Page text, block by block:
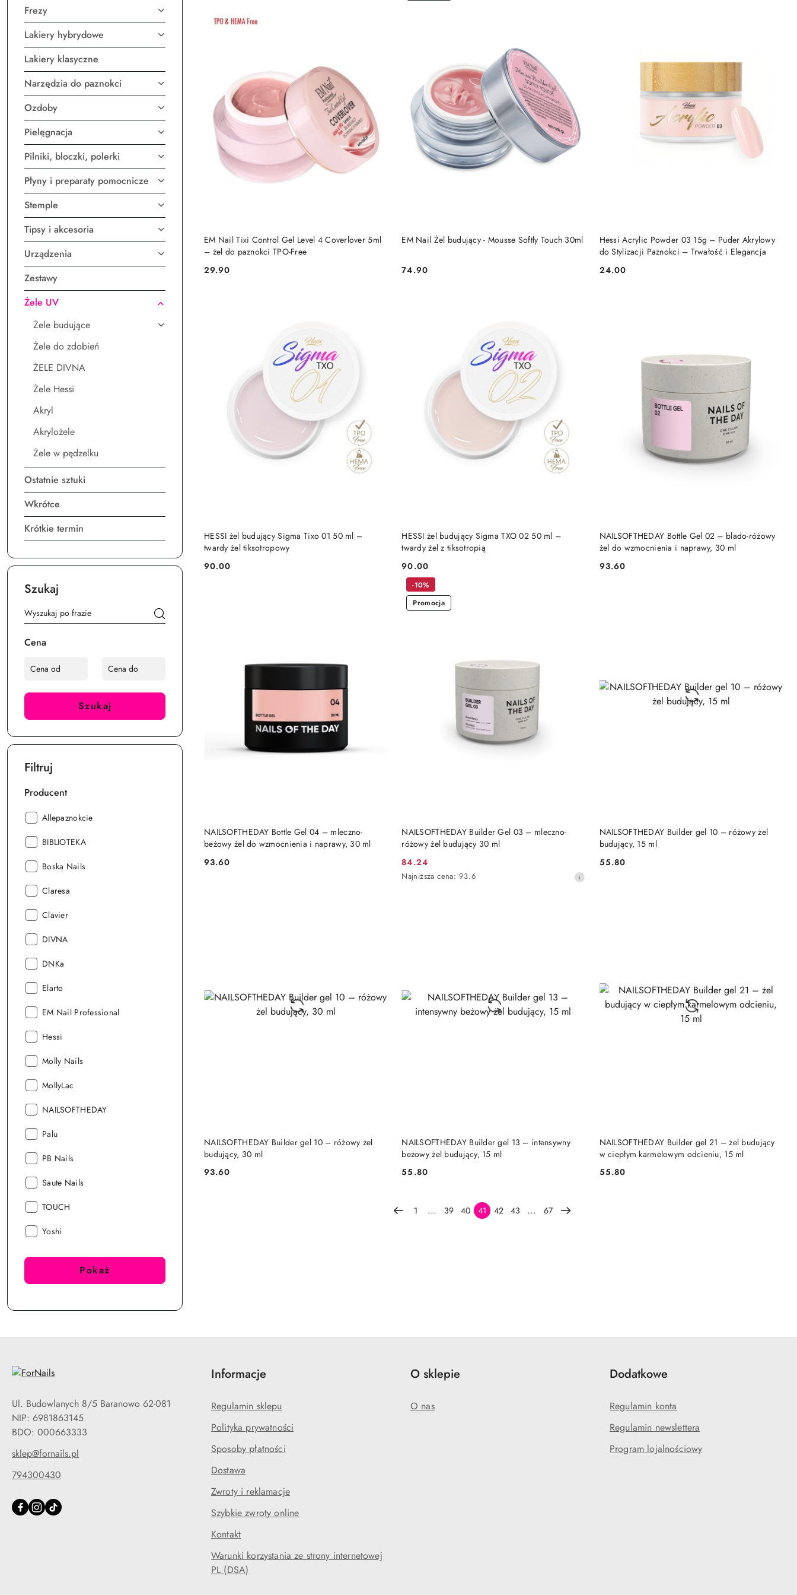
Frezy
Lakiery hybrydowe
Lakiery klasyczne
Narzędzia do paznokci
Ozdoby
Pielęgnacja
Pilniki, bloczki, polerki
Płyny i preparaty pomocnicze
Stemple
Tipsy i akcesoria
Urządzenia
Zestawy
Żele UV
Żele budujące
Żele do zdobień
ŻELE DIVNA
Żele Hessi
Akryl
Akrylożele
Żele w pędzelku
Ostatnie sztuki
Wkrótce
Krótkie termin
Szukaj
Cena
Szukaj
Filtruj
Producent
Producent:
Allepaznokcie
Producent:
BIBLIOTEKA
Producent:
Boska Nails
Producent:
Claresa
Producent:
Clavier
Producent:
DIVNA
Producent:
DNKa
Producent:
Elarto
Producent:
EM Nail Professional
Producent:
Hessi
Producent:
Molly Nails
Producent:
MollyLac
Producent:
NAILSOFTHEDAY
Producent:
Palu
Producent:
PB Nails
Producent:
Saute Nails
Producent:
TOUCH
Producent:
Yoshi
Pokaż
EM Nail Tixi Control Gel Level 4 Coverlover 5ml
– żel do paznokci TPO-Free
Cena:
29.90
DO KOSZYKA EM Nail Żel budujący - Mousse Softly Touch 30ml
Cena:
74.90
DO KOSZYKA
Hessi Acrylic Powder 03 15g – Puder Akrylowy
do Stylizacji Paznokci – Trwałość i Elegancja
Cena:
24.00
DO KOSZYKA
HESSI żel budujący Sigma Tixo 01 50 ml –
twardy żel tiksotropowy
Cena:
90.00
DO KOSZYKA
HESSI żel budujący Sigma TXO 02 50 ml –
twardy żel z tiksotropią
Cena:
90.00
DO KOSZYKA
NAILSOFTHEDAY Bottle Gel 02 – blado-różowy
żel do wzmocnienia i naprawy, 30 ml
Cena:
93.60
DO KOSZYKA
NAILSOFTHEDAY Bottle Gel 04 – mleczno-
beżowy żel do wzmocnienia i naprawy, 30 ml
Cena:
93.60
DO KOSZYKA
NAILSOFTHEDAY Builder Gel 03 – mleczno-
różowy żel budujący 30 ml
Cena
promocyjna:
84.24
Najniższa
Najniższa cena: 93.6
-10%
Promocja
DO KOSZYKA
NAILSOFTHEDAY Builder gel 10 – różowy żel
budujący, 15 ml
Cena:
55.80
DO KOSZYKA
NAILSOFTHEDAY Builder gel 10 – różowy żel
budujący, 30 ml
Cena:
93.60
DO KOSZYKA
NAILSOFTHEDAY Builder gel 13 – intensywny
beżowy żel budujący, 15 ml
Cena:
55.80
DO KOSZYKA
NAILSOFTHEDAY Builder gel 21 – żel budujący
w ciepłym karmelowym odcieniu, 15 ml
Cena:
55.80
DO KOSZYKA
1 ... 39 40 41 42 43 ... 67
Ul. Budowlanych 8/5 Baranowo 62-081
NIP: 6981863145
BDO: 000663333
sklep@fornails.pl
794300430
Informacje
Regulamin sklepu
Polityka prywatności
Sposoby płatności
Dostawa
Zwroty i reklamacje
Szybkie zwroty online
Kontakt
Warunki korzystania ze strony internetowej
PL (DSA)
O sklepie
O nas
Dodatkowe
Regulamin konta
Regulamin newslettera
Program lojalnościowy